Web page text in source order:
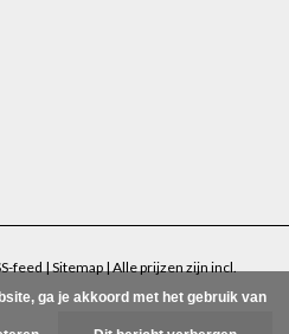
feed | Sitemap | Alle prijzen zijn incl.
ga je akkoord met het gebruik van